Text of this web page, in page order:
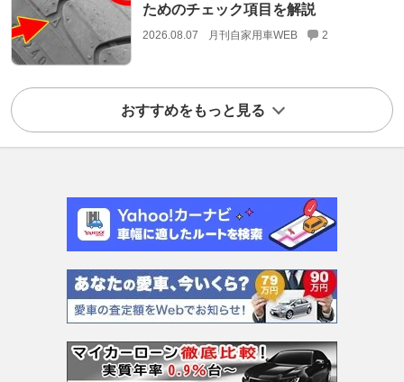
ためのチェック項目を解説
2026.08.07 月刊自家用車WEB 2
おすすめをもっと見る